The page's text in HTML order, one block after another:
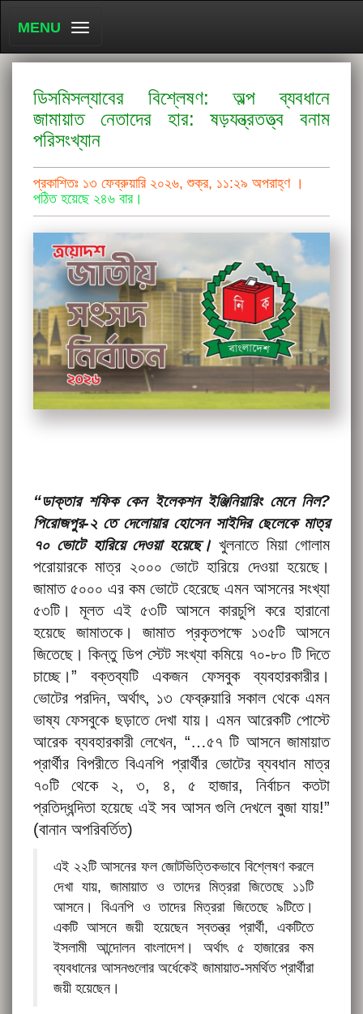
MENU
ডিসমিসল্যাবের বিশ্লেষণ: অল্প ব্যবধানে
জামায়াত নেতাদের হার: ষড়যন্ত্রতত্ত্ব বনাম
পরিসংখ্যান
প্রকাশিতঃ ১৩ ফেব্রুয়ারি ২০২৬, শুক্র, ১১:২৯ অপরাহ্ণ ।
পঠিত হয়েছে ২৪৬ বার।
“ডাক্তার শফিক কেন ইলেকশন ইঞ্জিনিয়ারিং মেনে নিল?
পিরোজপুর-২ তে দেলোয়ার হোসেন সাইদির ছেলেকে মাত্র
৭০ ভোটে হারিয়ে দেওয়া হয়েছে। খুলনাতে মিয়া গোলাম
পরোয়ারকে মাত্র ২০০০ ভোটে হারিয়ে দেওয়া হয়েছে।
জামাত ৫০০০ এর কম ভোটে হেরেছে এমন আসনের সংখ্যা
৫৩টি। মূলত এই ৫৩টি আসনে কারচুপি করে হারানো
হয়েছে জামাতকে। জামাত প্রকৃতপক্ষে ১৩৫টি আসনে
জিতেছে। কিন্তু ডিপ স্টেট সংখ্যা কমিয়ে ৭০-৮০ টি দিতে
চাচ্ছে।” বক্তব্যটি একজন ফেসবুক ব্যবহারকারীর।
ভোটের পরদিন, অর্থাৎ, ১৩ ফেব্রুয়ারি সকাল থেকে এমন
ভাষ্য ফেসবুকে ছড়াতে দেখা যায়। এমন আরেকটি পোস্টে
আরেক ব্যবহারকারী লেখেন, “…৫৭ টি আসনে জামায়াত
প্রার্থীর বিপরীতে বিএনপি প্রার্থীর ভোটের ব্যবধান মাত্র
৭০টি থেকে ২, ৩, ৪, ৫ হাজার, নির্বাচন কতটা
প্রতিদ্ধন্দিতা হয়েছে এই সব আসন গুলি দেখলে বুজা যায়!”
(বানান অপরিবর্তিত)
এই ২২টি আসনের ফল জোটভিত্তিকভাবে বিশ্লেষণ করলে
দেখা যায়, জামায়াত ও তাদের মিত্ররা জিতেছে ১১টি
আসনে। বিএনপি ও তাদের মিত্ররা জিতেছে ৯টিতে।
একটি আসনে জয়ী হয়েছেন স্বতন্ত্র প্রার্থী, একটিতে
ইসলামী আন্দোলন বাংলাদেশ। অর্থাৎ ৫ হাজারের কম
ব্যবধানের আসনগুলোর অর্ধেকেই জামায়াত-সমর্থিত প্রার্থীরা
জয়ী হয়েছেন।